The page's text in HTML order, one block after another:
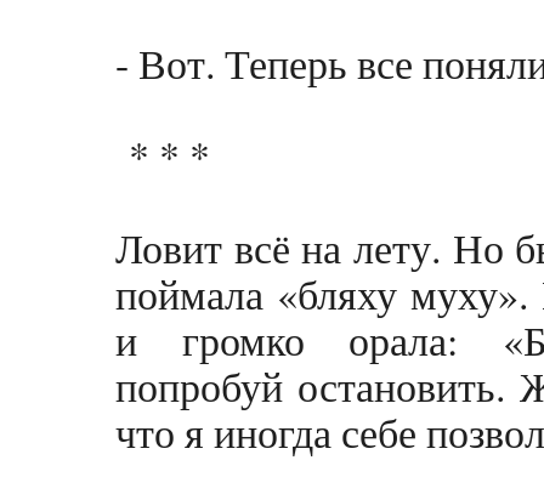
- Вот. Теперь все
* * *
Ловит всё на лету. Но
поймала «бляху
и громко орала:
попробуй остановить.
что я иногда себе